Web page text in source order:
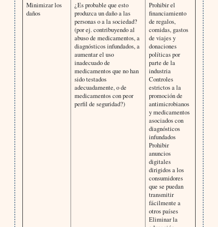
Minimizar los
daños
¿Es probable que esto
produzca un daño a las
personas o a la sociedad?
(por ej. contribuyendo al
abuso de medicamentos, a
diagnósticos infundados, a
aumentar el uso
inadecuado de
medicamentos que no han
sido testados
adecuadamente, o de
medicamentos con peor
perfil de seguridad?)
Prohibir el
financiamiento
de regalos,
comidas, gastos
de viajes y
donaciones
políticas por
parte de la
industria
Controles
estrictos a la
promoción de
antimicrobianos
y medicamentos
asociados con
diagnósticos
infundados
Prohibir
anuncios
digitales
dirigidos a los
consumidores
que se puedan
transmitir
fácilmente a
otros países
Eliminar la